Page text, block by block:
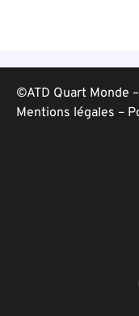
©ATD Quart Monde
Mentions légales –